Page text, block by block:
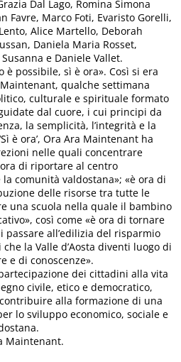
Dal Lago, Romina Simona
Favre, Marco Foti, Evaristo Gorelli,
Alice Martello, Deborah
Daniela Maria Rosset,
e Daniele Vallet.
è possibile, sì è ora». Così si era
qualche settimana
culturale e spirituale formato
dal cuore, i cui principi da
la semplicità, l’integrità e la
è ora’, Ora Ara Maintenant ha
nelle quali concentrare
di riportare al centro
la comunità valdostana»; «è ora di
delle risorse tra tutte le
una scuola nella quale il bambino
così come «è ora di tornare
passare all’edilizia del risparmio
che la Valle d’Aosta diventi luogo di
e di conoscenze».
dei cittadini alla vita
civile, etico e democratico,
alla formazione di una
lo sviluppo economico, sociale e
Maintenant.